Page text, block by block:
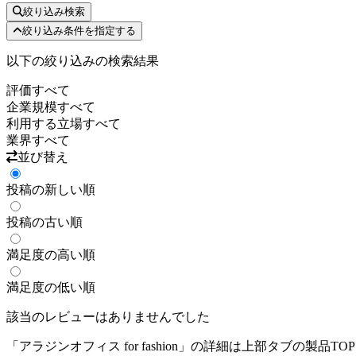
絞り込み検索
絞り込み条件を指定する
以下の絞り込みの検索結果
評価すべて
企業規模すべて
利用する立場すべて
業界すべて
並び替え
投稿の新しい順
投稿の古い順
満足度の高い順
満足度の低い順
該当のレビューはありませんでした
「 アラジンオフィス for fashion 」の詳細は上部タブの製品